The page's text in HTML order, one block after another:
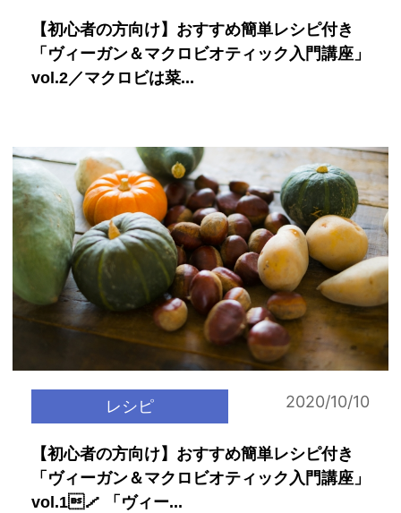
【初心者の方向け】おすすめ簡単レシピ付き
「ヴィーガン＆マクロビオティック入門講座」
vol.2／マクロビは菜...
レシピ 2020/10/10
【初心者の方向け】おすすめ簡単レシピ付き
「ヴィーガン＆マクロビオティック入門講座」
vol.1／ 「ヴィー...